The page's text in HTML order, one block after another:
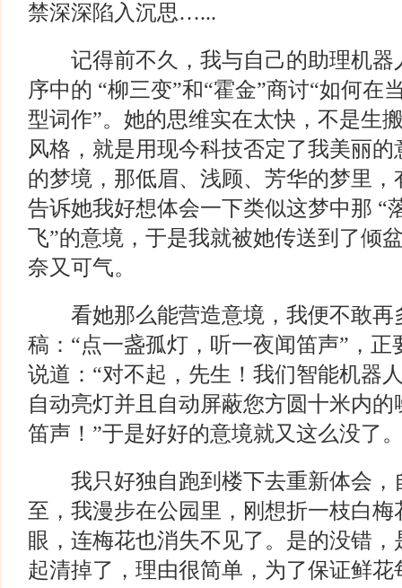
禁深深陷入沉思…...
记得前不久，我与自己的助理机器
序中的 “柳三变”和“霍金”商讨“如何在
型词作”。她的思维实在太快，不是生
风格，就是用现今科技否定了我美丽
的梦境，那低眉、浅顾、芳华的梦里
告诉她我好想体会一下类似这梦中那 “
飞”的意境，于是我就被她传送到了倾
奈又可气。
看她那么能营造意境，我便不敢再
稿：“点一盏孤灯，听一夜闻笛声”，
说道：“对不起，先生！我们智能机器
自动亮灯并且自动屏蔽您方圆十米内
笛声！”于是好好的意境就又这么没了
我只好独自跑到楼下去重新体会，
至，我漫步在公园里，刚想折一枝白
眼，连梅花也消失不见了。是的没错
起清掉了，理由很简单，为了保证鲜